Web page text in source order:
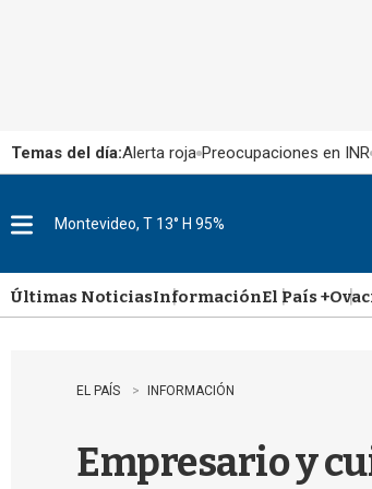
Temas del día:Alerta roja Preocupaciones en INR
u
Montevideo, T 13° H 95%
Últimas NoticiasInformaciónEl País +
EL PAÍS INFORMACIÓN
Empresario y